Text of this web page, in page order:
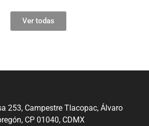
Ver todas
253, Campestre Tlacopac, Álvaro
CP 01040, CDMX